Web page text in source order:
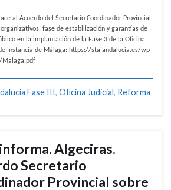
al Acuerdo del Secretario Coordinador Provincial
fase de estabilización y garantías de
en la implantación de la Fase 3 de la Oficina
Instancia de Málaga: https://stajandalucia.es/wp-
Fase III, Oficina Judicial, Reforma
Algeciras.
Secretario
Provincial sobre